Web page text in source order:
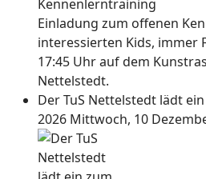
Einladung zum offenen
interessierten Kids, immer
17:45 Uhr auf dem
Nettelstedt.
Der TuS Nettelstedt lädt
2026 Mittwoch, 10